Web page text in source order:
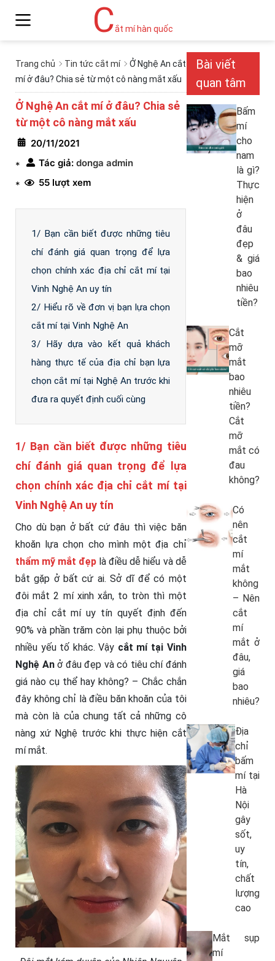
Cắt mí hàn quốc
Trang chủ Tin tức cắt mí
Ở Nghệ An cắt
mí ở đâu? Chia sẻ từ một cô nàng mắt xấu
Ở Nghệ An cắt mí ở đâu? Chia sẻ
từ một cô nàng mắt xấu
20/11/2021
*
Tác giả: donga admin
*
55 lượt xem
1/ Bạn cần biết được những tiêu
chí đánh giá quan trọng để lựa
chọn chính xác địa chỉ cắt mí tại
Vinh Nghệ An uy tín
2/ Hiểu rõ về đơn vị bạn lựa chọn
cắt mí tại Vinh Nghệ An
3/ Hãy dựa vào kết quả khách
hàng thực tế của địa chỉ bạn lựa
chọn cắt mí tại Nghệ An trước khi
đưa ra quyết định cuối cùng
1/ Bạn cần biết được những tiêu
chí đánh giá quan trọng để lựa
chọn chính xác địa chỉ cắt mí tại
Vinh Nghệ An uy tín
Cho dù bạn ở bất cứ đâu thì việc băn
khoăn lựa chọn cho mình một địa chỉ
thẩm mỹ mắt đẹp là điều dễ hiểu và dễ
bắt gặp ở bất cứ ai. Sở dĩ để có một
đôi mắt 2 mí xinh xắn, to tròn thì một
địa chỉ cắt mí uy tín quyết định đến
90% và phần trăm còn lại phụ thuộc bởi
nhiều yếu tố khác. Vậy cắt mí tại Vinh
Nghệ Anở đâu đẹp và có tiêu chí đánh
giá nào cụ thể hay không? – Chắc chắn
đây không chỉ là điều băn khoăn của tôi
mà còn là của chung tất cả những cô
nàng xứ Nghệ trước khi thực hiện cắt
mí mắt.
Bài viết
quan tâm
Bấm
mí
cho
nam
là gì?
Thực
hiện
ở
đâu
đẹp
& giá
bao
nhiêu
tiền?
Cắt
mỡ
mắt
bao
nhiêu
tiền?
Cắt
mỡ
mắt có
đau
không?
Có
nên
cắt
mí
mắt
không
– Nên
cắt
mí
mắt ở
đâu,
giá
bao
nhiêu?
Địa
chỉ
bấm
mí tại
Hà
Nội
gây
sốt,
uy
tín,
chất
lượng
cao
Mắt sụp
mí